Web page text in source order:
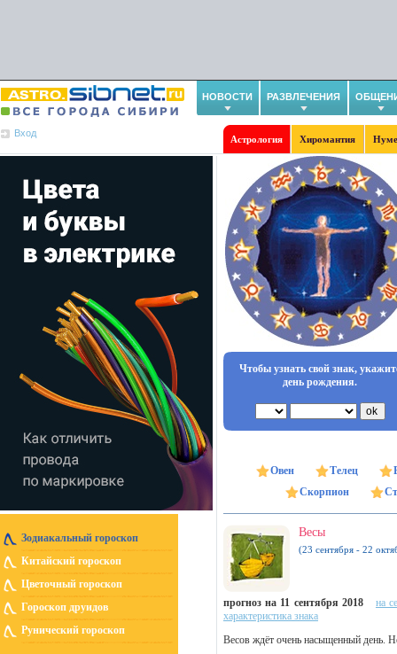
НОВОСТИ РАЗВЛЕЧЕНИЯ
Вход
Астрология Хиромантия
Зодиакальный гороскоп
Китайский гороскоп
Цветочный гороскоп
Гороскоп друидов
Рунический гороскоп
Чтобы узнать свой знак,
день рождения.
Овен Телец
Скорпион
Весы
(23 сентября - 22
прогноз на 11 сентября 2018
на
характеристика знака
Весов ждёт очень насыщенный день.